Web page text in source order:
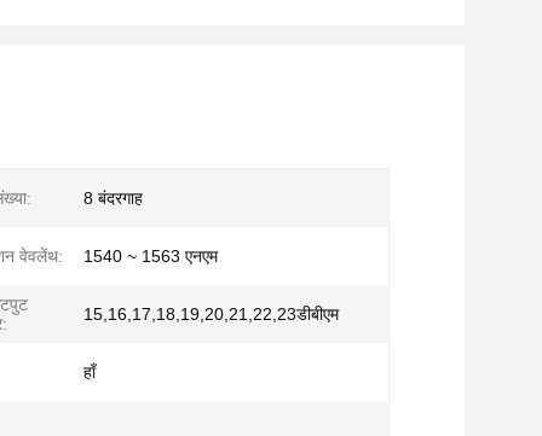
8 बंदरगाह
वेवलेंथ: 1540 ~ 1563 एनएम
15,16,17,18,19,20,21,22,23डीबीएम
हाँ